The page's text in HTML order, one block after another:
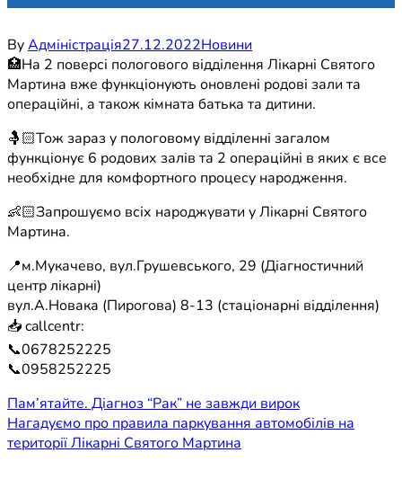
ByАдміністрація27.12.2022Новини
🏥На 2 поверсі пологового відділення Лікарні Святого
Мартина вже функціонують оновлені родові зали та
операційні, а також кімната батька та дитини.
🤱🏻Тож зараз у пологовому відділенні загалом
функціонує 6 родових залів та 2 операційні в яких є все
необхідне для комфортного процесу народження.
👶🏻Запрошуємо всіх народжувати у Лікарні Святого
Мартина.
📍м.Мукачево, вул.Грушевського, 29 (Діагностичний
центр лікарні)
вул.А.Новака (Пирогова) 8-13 (стаціонарні відділення)
📥 callcentr:
📞0678252225
📞0958252225
Навігація
записів
Пам’ятайте. Діагноз “Рак” не завжди вирок
Нагадуємо про правила паркування автомобілів на
території Лікарні Святого Мартина